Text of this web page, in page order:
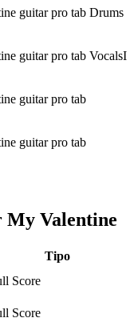
Valentine
Tipo
Score
Score